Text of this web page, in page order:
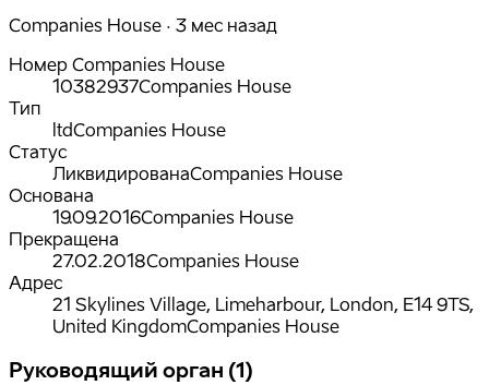
Companies House · 3 мес назад
Номер Companies House
10382937Companies House
Тип
ltdCompanies House
Статус
ЛиквидированаCompanies House
Основана
19.09.2016Companies House
Прекращена
27.02.2018Companies House
Адрес
21 Skylines Village, Limeharbour, London, E14 9TS,
United KingdomCompanies House
Руководящий орган (1)